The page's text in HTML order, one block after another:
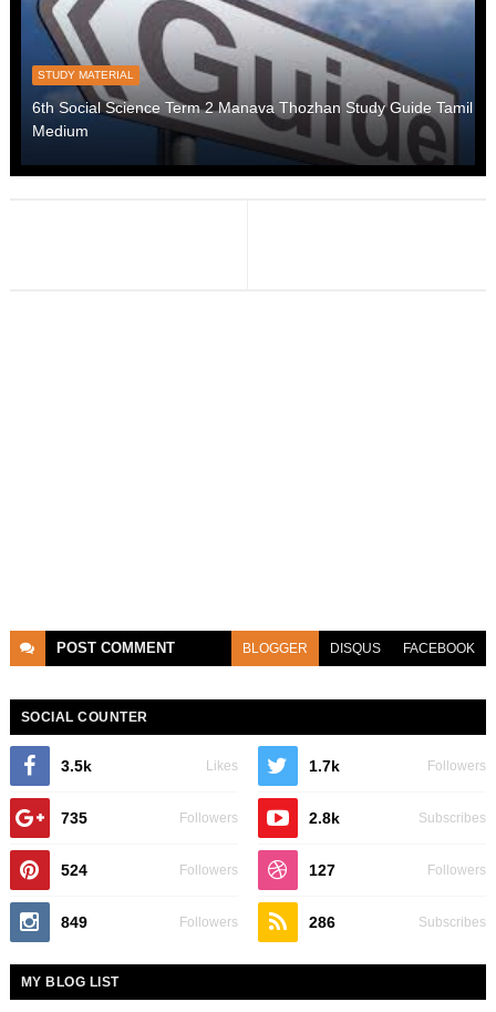
STUDY MATERIAL
6th Social Science Term 2 Manava Thozhan Study Guide Tamil
Medium
POST COMMENT BLOGGER DISQUS FACEBOOK
SOCIAL COUNTER
3.5k Likes 1.7k Followers
735 Followers 2.8k Subscribes
524 Followers 127 Followers
849 Followers 286 Subscribes
MY BLOG LIST